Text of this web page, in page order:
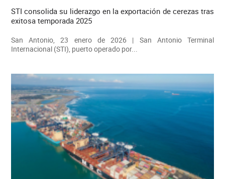
STI consolida su liderazgo en la exportación de cerezas tras
exitosa temporada 2025
San Antonio, 23 enero de 2026 | San Antonio Terminal
Internacional (STI), puerto operado por...